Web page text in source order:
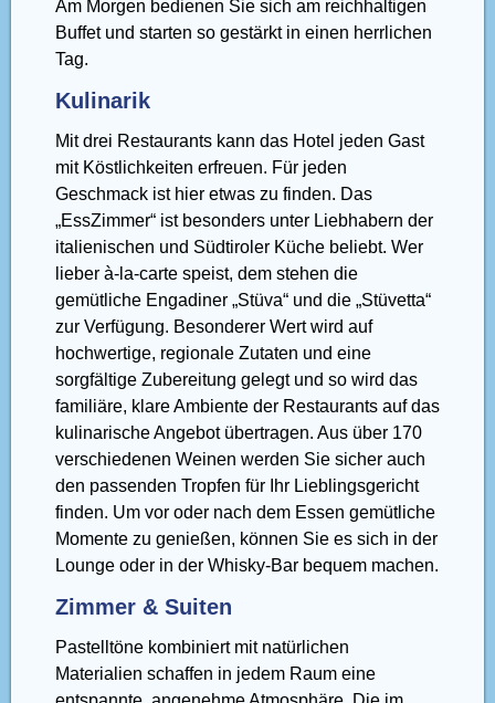
Am Morgen bedienen Sie sich am reichhaltigen
Buffet und starten so gestärkt in einen herrlichen
Tag.
Kulinarik
Mit drei Restaurants kann das Hotel jeden Gast
mit Köstlichkeiten erfreuen. Für jeden
Geschmack ist hier etwas zu finden. Das
„EssZimmer“ ist besonders unter Liebhabern der
italienischen und Südtiroler Küche beliebt. Wer
lieber à-la-carte speist, dem stehen die
gemütliche Engadiner „Stüva“ und die „Stüvetta“
zur Verfügung. Besonderer Wert wird auf
hochwertige, regionale Zutaten und eine
sorgfältige Zubereitung gelegt und so wird das
familiäre, klare Ambiente der Restaurants auf das
kulinarische Angebot übertragen. Aus über 170
verschiedenen Weinen werden Sie sicher auch
den passenden Tropfen für Ihr Lieblingsgericht
finden. Um vor oder nach dem Essen gemütliche
Momente zu genießen, können Sie es sich in der
Lounge oder in der Whisky-Bar bequem machen.
Zimmer & Suiten
Pastelltöne kombiniert mit natürlichen
Materialien schaffen in jedem Raum eine